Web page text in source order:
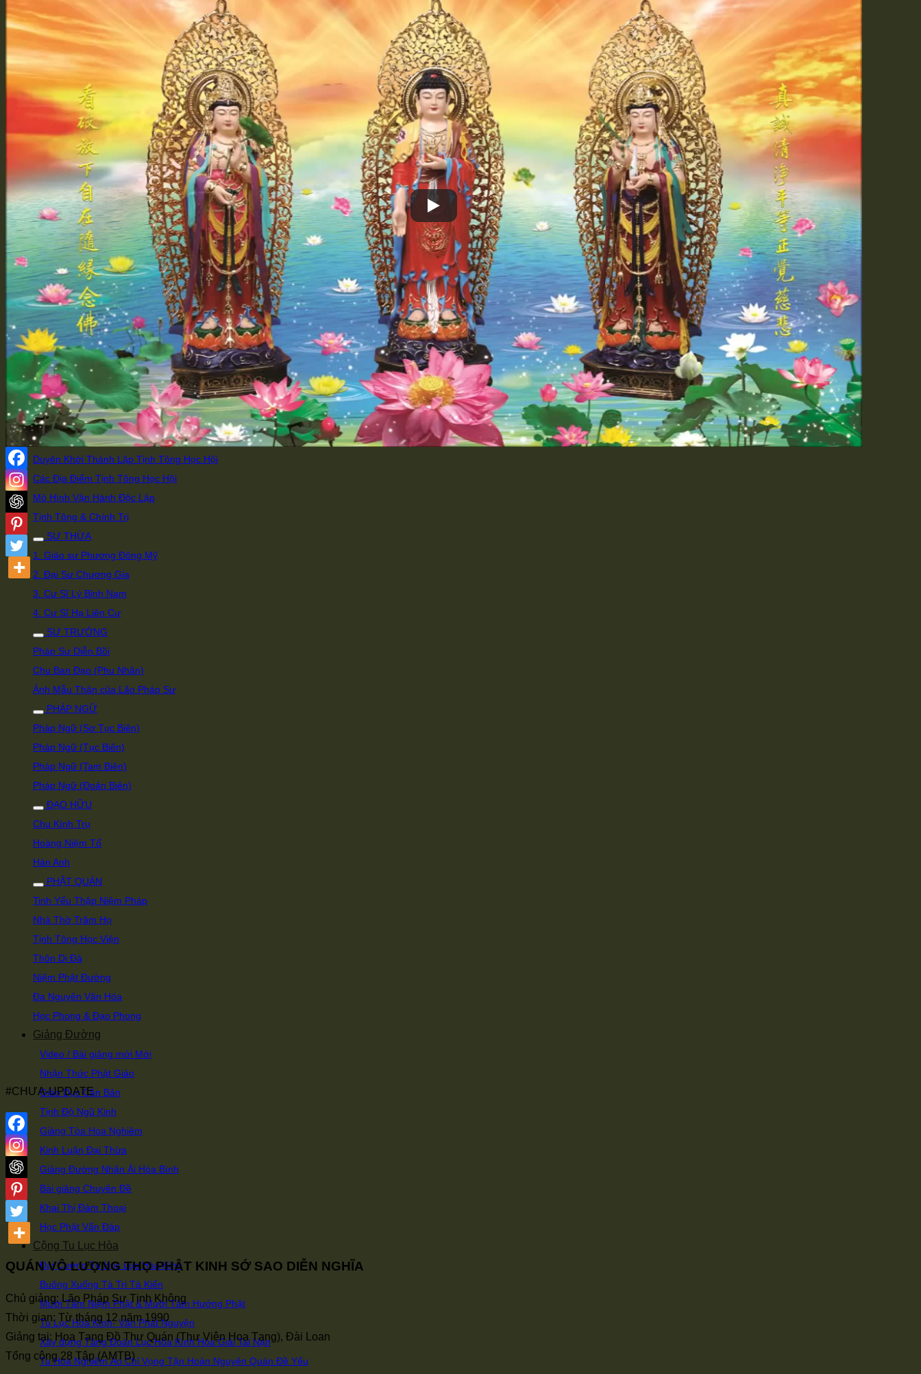
Vì Sao Xuất Gia
Bí Quyết Giảng Kinh
Học Tập Sư Thừa
Đồng Tham Đạo Hữu
Truyền Pháp Qua Mạng
Quả Báo Của Bản Thân
Hồi Quy Tịnh Độ
Bảo Vật Vô Giá
Cuốn Sách Nho Đầu Tiên
Cuốn Kinh Phật Đầu Tiên
Từ Không Vọng Ngữ Mà Bắt Đầu
Giới Thiệu Thiện Tri Thức
Hoằng Pháp & Hộ Pháp
Tôi Đến Để Làm Hộ Pháp
Phê Bình và Hủy Báng
Hai Chìa Khóa Học Phật Học Nho
Chọn Di Đà Yếu Giải
Làm Việc Sai Thì Mới Sinh Bệnh
Súc Sanh Hiểu Lòng Người
Có Thể Giải Thì Có Thể Hành
Trà Thô Cơm Đạm Giữ Bình An
HỌC HỘI
Giới Thiệu Đạo Sư của Tịnh Tông Học Hội
Duyên Khởi Thành Lập Tịnh Tông Học Hội
Các Địa Điểm Tịnh Tông Học Hội
Mô Hình Vận Hành Độc Lập
Tịnh Tông & Chính Trị
SƯ THỪA
1. Giáo sư Phương Đông Mỹ
2. Đại Sư Chương Gia
3. Cư Sĩ Lý Bỉnh Nam
4. Cư Sĩ Hạ Liên Cư
SƯ TRƯỞNG
Pháp Sư Diễn Bồi
Chu Ban Đạo (Phu Nhân)
Ảnh Mẫu Thân của Lão Pháp Sư
PHÁP NGỮ
Pháp Ngữ (Sơ Tục Biên)
Pháp Ngữ (Tục Biên)
Pháp Ngữ (Tam Biên)
Pháp Ngữ (Đoản Biên)
ĐẠO HỮU
Chu Kính Trụ
Hoàng Niệm Tổ
Hàn Anh
PHẬT QUÁN
Tinh Yếu Thập Niệm Pháp
Nhà Thờ Trăm Họ
Tịnh Tông Học Viện
Thôn Di Đà
Niệm Phật Đường
Đa Nguyên Văn Hóa
Học Phong & Đạo Phong
Giảng Đường
Video / Bài giảng mới
Nhận Thức Phật Giáo
Giáo Dục Căn Bản
Tịnh Độ Ngũ Kinh
Giảng Tòa Hoa Nghiêm
Kinh Luận Đại Thừa
Giảng Đường Nhân Ái Hòa Bình
Bài giảng Chuyên Đề
Khai Thị Đàm Thoại
Học Phật Vấn Đáp
Cộng Tu Lục Hòa
Đại Cương Tu Học Lục Hòa Kính
Buông Xuống Tà Tri Tà Kiến
Mười Tâm Niệm Phật & Mười Tâm Hướng Phật
Tu Lục Hòa Kính- Văn Phát Nguyện
Xây dựng Tăng Đoàn Lục Hòa Kính Hóa Giải Tai Nạn
Tu Hoa Nghiêm Áo Chỉ Vọng Tận Hoàn Nguyên Quán Đề Yếu
#CHƯA-UPDATE
QUÁN VÔ LƯỢNG THỌ PHẬT KINH SỚ SAO DIỄN NGHĨA
Chủ giảng: Lão Pháp Sư Tịnh Không
Thời gian: Từ tháng 12 năm 1990
Giảng tại: Hoa Tạng Đồ Thư Quán (Thư Viện Hoa Tạng), Đài Loan
Tổng cộng 28 Tập (AMTB)